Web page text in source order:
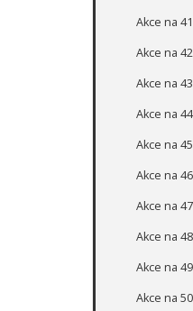
Akce na
Akce na
Akce na
Akce na
Akce na
Akce na
Akce na
Akce na
Akce na
Akce na